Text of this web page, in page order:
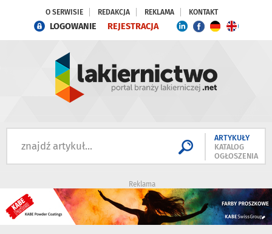
O SERWISIE REDAKCJA REKLAMA KONTAKT
LOGOWANIE REJESTRACJA
ARTYKUŁY
KATALOG
OGŁOSZENIA
Reklama